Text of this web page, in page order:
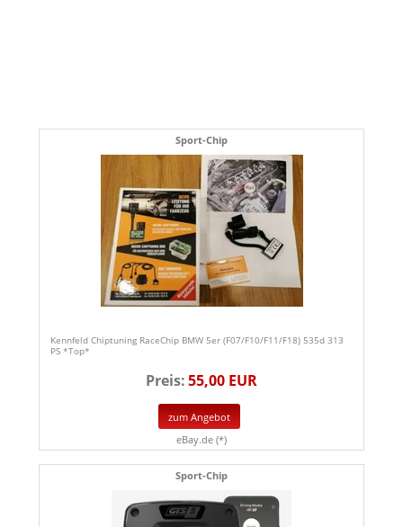
Sport-Chip
Kennfeld Chiptuning RaceChip BMW 5er (F07/F10/F11/F18) 535d 313
PS *Top*
Preis:55,00 EUR
zum Angebot
eBay.de (*)
Sport-Chip